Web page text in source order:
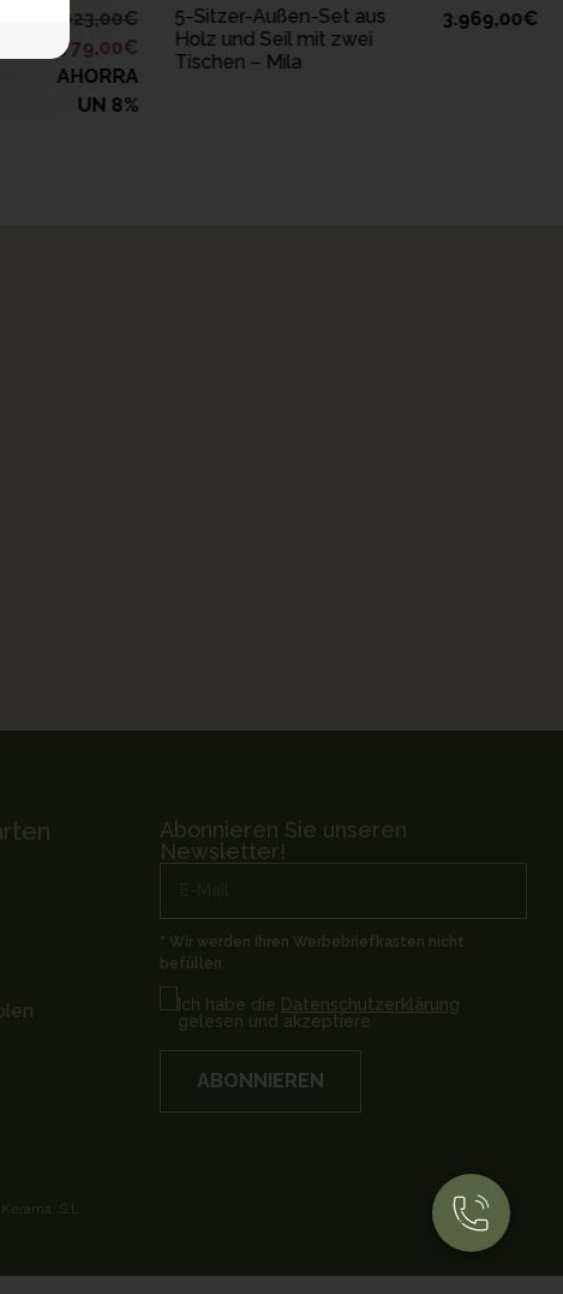
3.023,00€
2.779,00€
AHORRA
UN 8%
5-Sitzer-Außen-Set aus
Holz und Seil mit zwei
Tischen – Mila
3.969,00€
Abonnieren Sie unseren
Newsletter!
* Wir werden Ihren Werbebriefkasten nicht
befüllen.
Ich habe die Datenschutzerklärung
gelesen und akzeptiere
ABONNIEREN
S.L.